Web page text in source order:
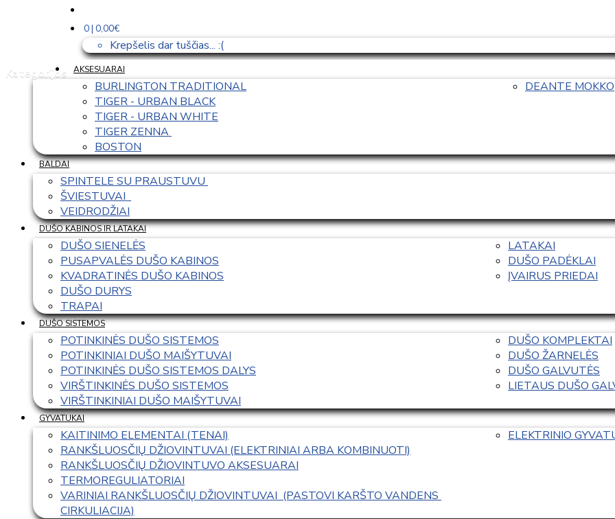
0 | 0,00€
Krepšelis dar tuščias... :(
Kategorijos
AKSESUARAI
BURLINGTON TRADITIONAL
TIGER - URBAN BLACK
TIGER - URBAN WHITE
TIGER ZENNA
BOSTON
DEANTE MOKKO
BALDAI
SPINTELE SU PRAUSTUVU
ŠVIESTUVAI
VEIDRODŽIAI
DUŠO KABINOS IR LATAKAI
DUŠO SIENELĖS
PUSAPVALĖS DUŠO KABINOS
KVADRATINĖS DUŠO KABINOS
DUŠO DURYS
TRAPAI
LATAKAI
DUŠO PADĖKLAI
ĮVAIRUS PRIEDAI
DUŠO SISTEMOS
POTINKINĖS DUŠO SISTEMOS
POTINKINIAI DUŠO MAIŠYTUVAI
POTINKINĖS DUŠO SISTEMOS DALYS
VIRŠTINKINĖS DUŠO SISTEMOS
VIRŠTINKINIAI DUŠO MAIŠYTUVAI
DUŠO KOMPLEKTAI
DUŠO ŽARNELĖS
DUŠO GALVUTĖS
LIETAUS DUŠO
GYVATUKAI
KAITINIMO ELEMENTAI (TENAI)
RANKŠLUOSČIŲ DŽIOVINTUVAI (ELEKTRINIAI ARBA KOMBINUOTI)
RANKŠLUOSČIŲ DŽIOVINTUVO AKSESUARAI
TERMOREGULIATORIAI
VARINIAI RANKŠLUOSČIŲ DŽIOVINTUVAI  (PASTOVI KARŠTO VANDENS
CIRKULIACIJA)
ELEKTRINIO